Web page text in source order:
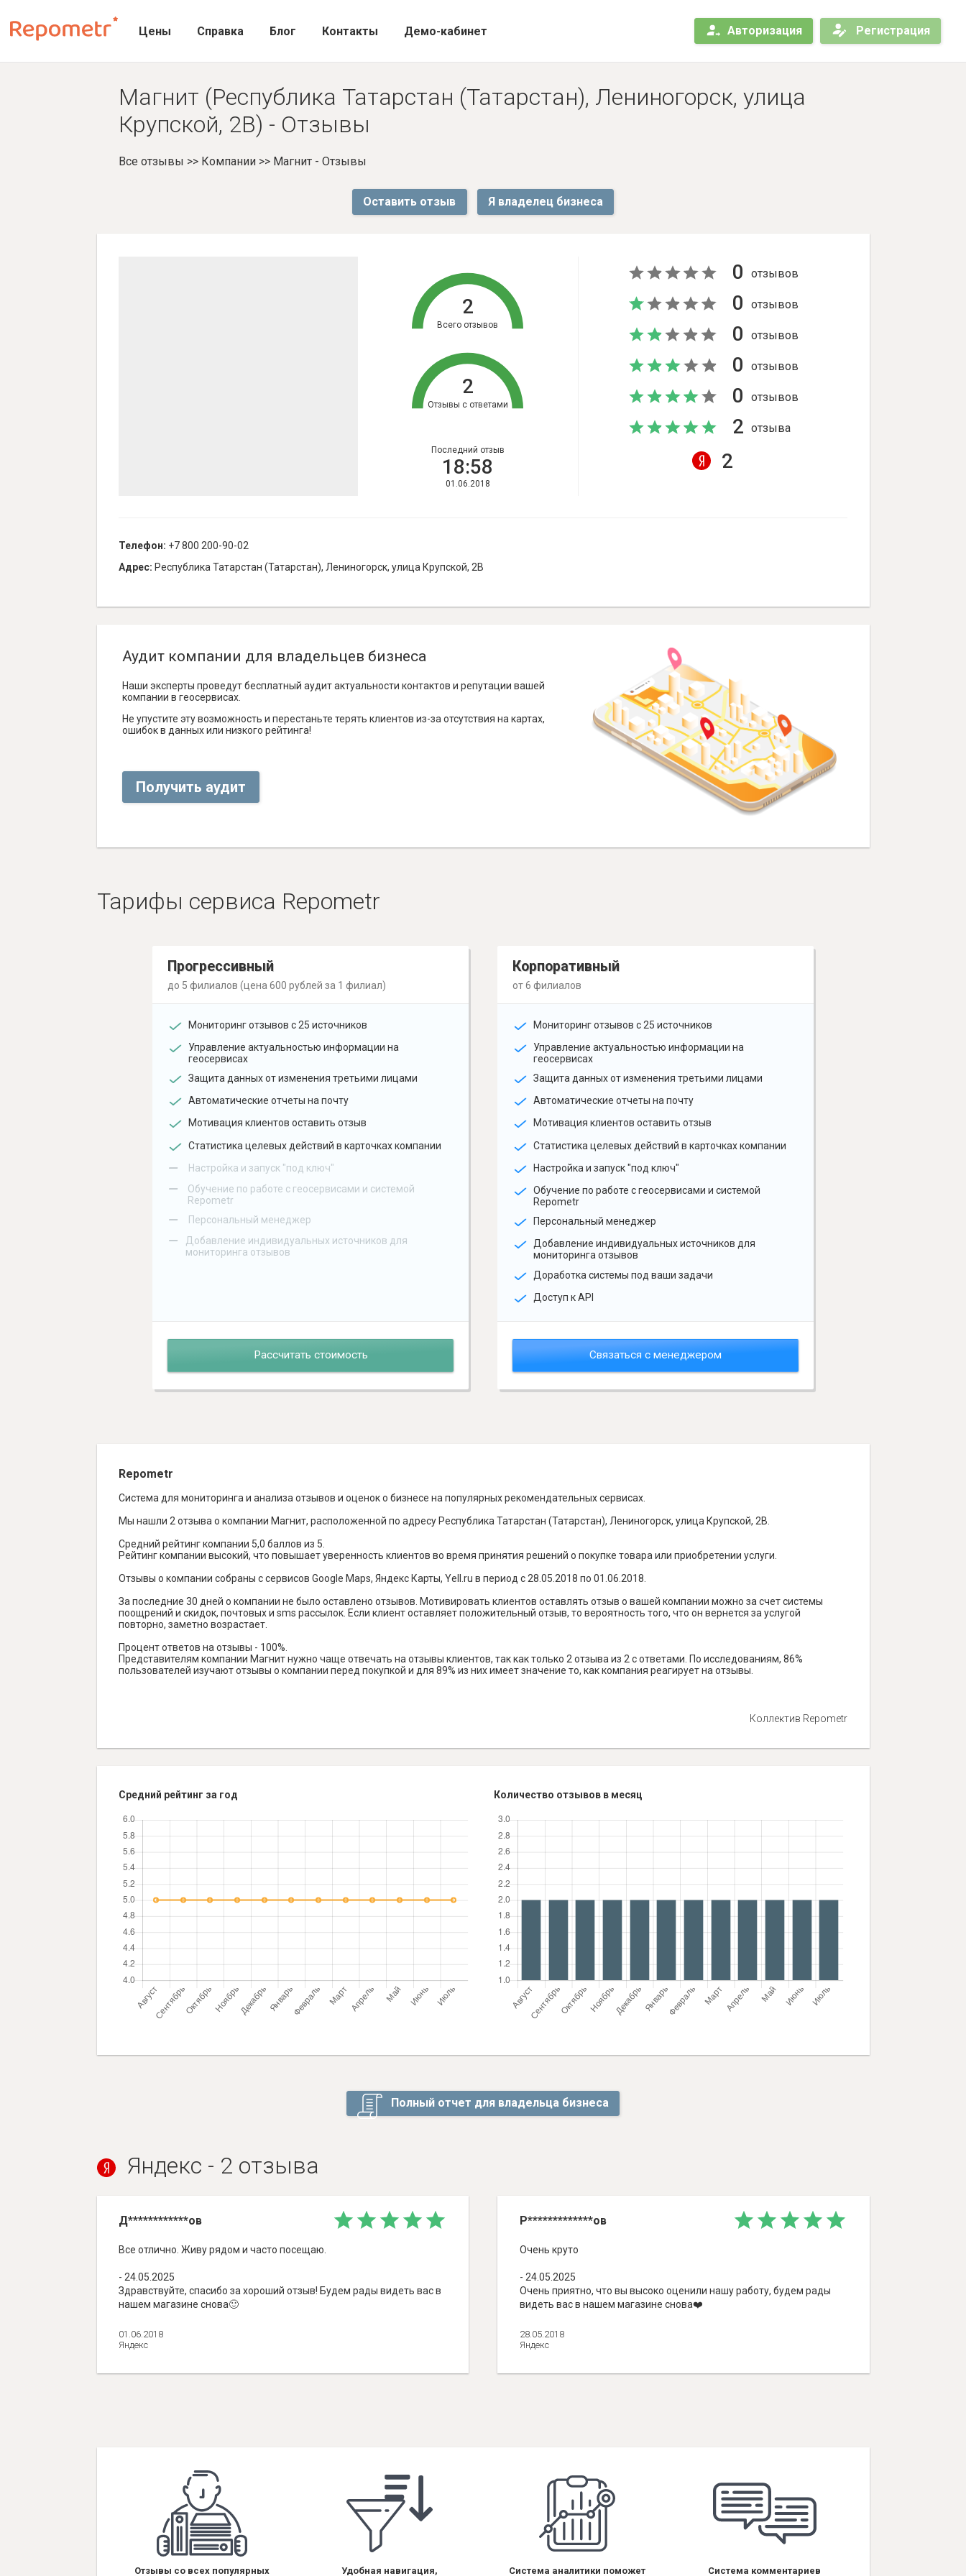
Цены Справка Блог Контакты Демо-кабинет Авторизация Регистрация
Магнит (Республика Татарстан (Татарстан), Лениногорск, улица
Крупской, 2В) - Отзывы
Все отзывы >> Компании>> Магнит - Отзывы
Оставить отзыв Я владелец бизнеса
Всего отзывов
2
Отзывы с ответами
2
Последний отзыв
18:58
01.06.2018
0 отзывов
0 отзывов
0 отзывов
0 отзывов
0 отзывов
2 отзыва
2
Телефон: +7 800 200-90-02
Адрес: Республика Татарстан (Татарстан), Лениногорск, улица Крупской, 2В
Аудит компании для владельцев бизнеса
Наши эксперты проведут бесплатный аудит актуальности контактов и репутации вашей
компании в геосервисах.
Не упустите эту возможность и перестаньте терять клиентов из-за отсутствия на картах,
ошибок в данных или низкого рейтинга!
Получить аудит
Тарифы сервиса Repometr
Прогрессивный
до 5 филиалов (цена 600 рублей за 1 филиал)
Мониторинг отзывов с 25 источников
Управление актуальностью информации на
геосервисах
Защита данных от изменения третьими лицами
Автоматические отчеты на почту
Мотивация клиентов оставить отзыв
Статистика целевых действий в карточках компании
– Настройка и запуск "под ключ"
–
Обучение по работе с геосервисами и системой
Repometr
– Персональный менеджер
–
Добавление индивидуальных источников для
мониторинга отзывов
Рассчитать стоимость
Корпоративный
от 6 филиалов
Мониторинг отзывов с 25 источников
Управление актуальностью информации на
геосервисах
Защита данных от изменения третьими лицами
Автоматические отчеты на почту
Мотивация клиентов оставить отзыв
Статистика целевых действий в карточках компании
Настройка и запуск "под ключ"
Обучение по работе с геосервисами и системой
Repometr
Персональный менеджер
Добавление индивидуальных источников для
мониторинга отзывов
Доработка системы под ваши задачи
Доступ к API
Связаться с менеджером
Repometr
Система для мониторинга и анализа отзывов и оценок о бизнесе на популярных рекомендательных сервисах.
Мы нашли 2 отзыва о компании Магнит, расположенной по адресу Республика Татарстан (Татарстан), Лениногорск, улица Крупской, 2В.
Средний рейтинг компании 5,0 баллов из 5.
Рейтинг компании высокий, что повышает уверенность клиентов во время принятия решений о покупке товара или приобретении услуги.
Отзывы о компании собраны с сервисов Google Maps, Яндекс Карты, Yell.ru в период с 28.05.2018 по 01.06.2018.
За последние 30 дней о компании не было оставлено отзывов. Мотивировать клиентов оставлять отзыв о вашей компании можно за счет системы
поощрений и скидок, почтовых и sms рассылок. Если клиент оставляет положительный отзыв, то вероятность того, что он вернется за услугой
повторно, заметно возрастает.
Процент ответов на отзывы - 100%.
Представителям компании Магнит нужно чаще отвечать на отзывы клиентов, так как только 2 отзыва из 2 с ответами. По исследованиям, 86%
пользователей изучают отзывы о компании перед покупкой и для 89% из них имеет значение то, как компания реагирует на отзывы.
Коллектив Repometr
Средний рейтинг за год Количество отзывов в месяц
Полный отчет для владельца бизнеса
Яндекс - 2 отзыва
Д************ов
Все отлично. Живу рядом и часто посещаю.
- 24.05.2025
Здравствуйте, спасибо за хороший отзыв! Будем рады видеть вас в
нашем магазине снова🙂
01.06.2018
Яндекс
Р*************ов
Очень круто
- 24.05.2025
Очень приятно, что вы высоко оценили нашу работу, будем рады
видеть вас в нашем магазине снова❤️
28.05.2018
Яндекс
Отзывы со всех популярных Удобная навигация, Система аналитики поможет Система комментариев